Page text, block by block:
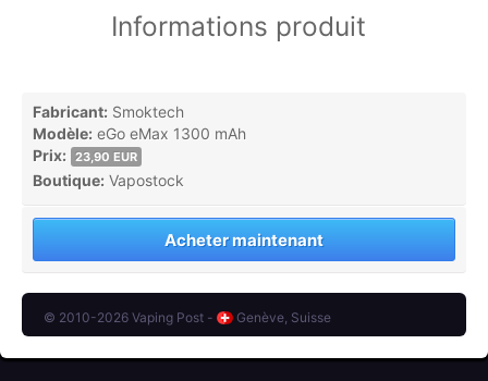
Informations produit
Fabricant: Smoktech
Modèle: eGo eMax 1300 mAh
Prix: 23,90 EUR
Boutique: Vapostock
Acheter maintenant
© 2010-2026 Vaping Post - Genève, Suisse